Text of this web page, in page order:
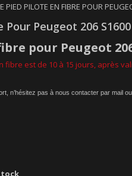
PIED PILOTE EN FIBRE POUR
Pour Peugeot 206 S1600
pour Peugeot
est de 10 à 15 jours, après
n’hésitez pas à nous contacter par mail